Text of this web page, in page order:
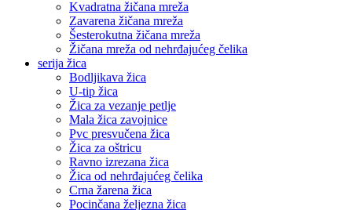
Kvadratna žičana mreža
Zavarena žičana mreža
Šesterokutna žičana mreža
Žičana mreža od nehrđajućeg čelika
serija žica
Bodljikava žica
U-tip žica
Žica za vezanje petlje
Mala žica zavojnice
Pvc presvučena žica
Žica za oštricu
Ravno izrezana žica
Žica od nehrđajućeg čelika
Crna žarena žica
Pocinčana željezna žica